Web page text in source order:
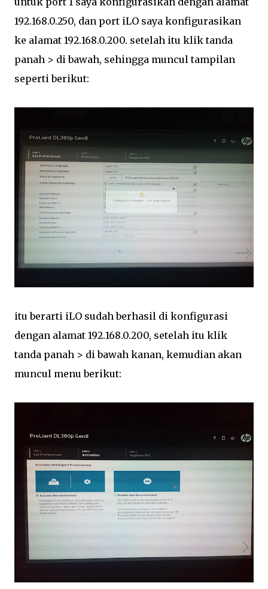
192.168.0.250, dan port iLO saya konfigurasikan
ke alamat 192.168.0.200. setelah itu klik tanda
panah > di bawah, sehingga muncul tampilan
seperti berikut:
itu berarti iLO sudah berhasil di konfigurasi
dengan alamat 192.168.0.200, setelah itu klik
tanda panah > di bawah kanan, kemudian akan
muncul menu berikut: